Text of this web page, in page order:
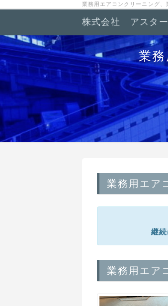
業務用エアコンクリーニング、
株式会社 アスター
業
業務用エア
継
業務用エア